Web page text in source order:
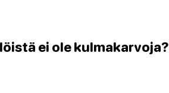
ei ole kulmakarvoja?